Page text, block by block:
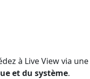
à Live View via
et du système.